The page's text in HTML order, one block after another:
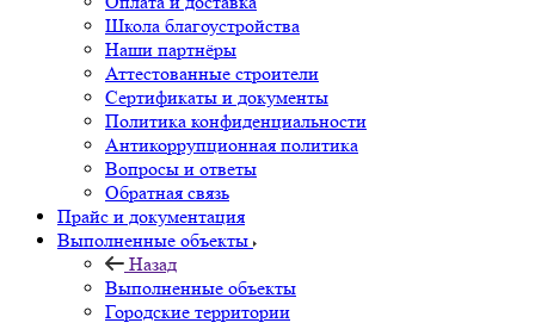
Школа благоустройства
Наши партнёры
Аттестованные строители
Сертификаты и документы
Политика конфиденциальности
Антикоррупционная политика
Вопросы и ответы
Обратная связь
Прайс и документация
Выполненные объекты
Назад
Выполненные объекты
Городские территории